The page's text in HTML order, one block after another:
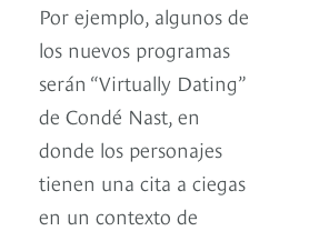
Por ejemplo, algunos de
los nuevos programas
serán “Virtually Dating”
de Condé Nast, en
donde los personajes
tienen una cita a ciegas
en un contexto de